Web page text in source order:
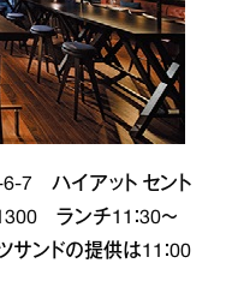
ハイアット セント
ランチ11：30～
サンドの提供は11：00